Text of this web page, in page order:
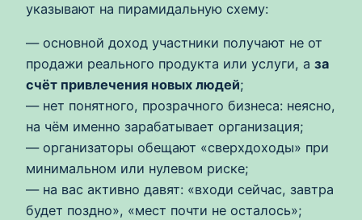
указывают на пирамидальную схему:
— основной доход участники получают не от
продажи реального продукта или услуги, а за
счёт привлечения новых людей;
— нет понятного, прозрачного бизнеса: неясно,
на чём именно зарабатывает организация;
— организаторы обещают «сверхдоходы» при
минимальном или нулевом риске;
— на вас активно давят: «входи сейчас, завтра
будет поздно», «мест почти не осталось»;